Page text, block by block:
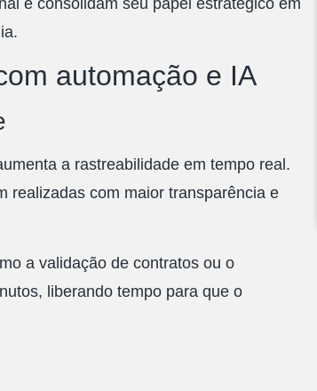
e consolidam seu papel estratégico em
automação e IA
a rastreabilidade em tempo real.
realizadas com maior transparência e
a validação de contratos ou o
liberando tempo para que o